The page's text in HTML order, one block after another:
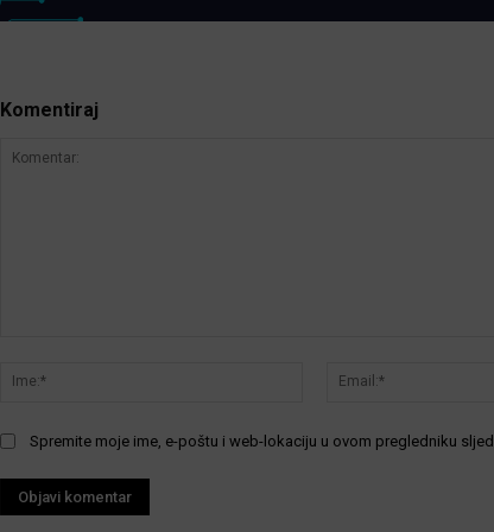
Komentiraj
Ime:*
Spremite moje ime, e-poštu i web-lokaciju u ovom pregledniku